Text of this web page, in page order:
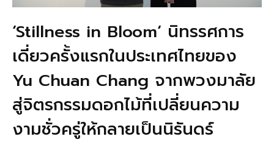
‘Stillness in Bloom‘ นิทรรศการ
เดี่ยวครั้งแรกในประเทศไทยของ
Yu Chuan Chang จากพวงมาลัย
สู่จิตรกรรมดอกไม้ที่เปลี่ยนความ
งามชั่วครู่ให้กลายเป็นนิรันดร์